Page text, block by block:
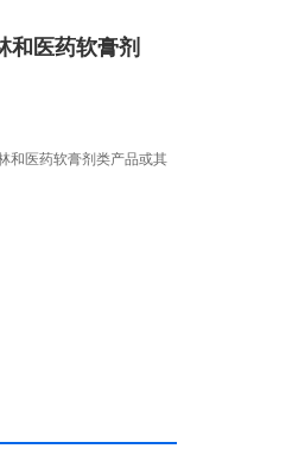
和医药软膏剂
和医药软膏剂类产品或其